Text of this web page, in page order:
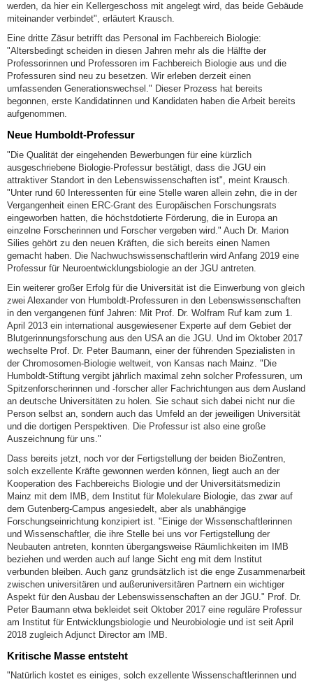
werden, da hier ein Kellergeschoss mit angelegt wird, das beide Gebäude
miteinander verbindet", erläutert Krausch.
Eine dritte Zäsur betrifft das Personal im Fachbereich Biologie:
"Altersbedingt scheiden in diesen Jahren mehr als die Hälfte der
Professorinnen und Professoren im Fachbereich Biologie aus und die
Professuren sind neu zu besetzen. Wir erleben derzeit einen
umfassenden Generationswechsel." Dieser Prozess hat bereits
begonnen, erste Kandidatinnen und Kandidaten haben die Arbeit bereits
aufgenommen.
Neue Humboldt-Professur
"Die Qualität der eingehenden Bewerbungen für eine kürzlich
ausgeschriebene Biologie-Professur bestätigt, dass die JGU ein
attraktiver Standort in den Lebenswissenschaften ist", meint Krausch.
"Unter rund 60 Interessenten für eine Stelle waren allein zehn, die in der
Vergangenheit einen ERC-Grant des Europäischen Forschungsrats
eingeworben hatten, die höchstdotierte Förderung, die in Europa an
einzelne Forscherinnen und Forscher vergeben wird." Auch Dr. Marion
Silies gehört zu den neuen Kräften, die sich bereits einen Namen
gemacht haben. Die Nachwuchswissenschaftlerin wird Anfang 2019 eine
Professur für Neuroentwicklungsbiologie an der JGU antreten.
Ein weiterer großer Erfolg für die Universität ist die Einwerbung von gleich
zwei Alexander von Humboldt-Professuren in den Lebenswissenschaften
in den vergangenen fünf Jahren: Mit Prof. Dr. Wolfram Ruf kam zum 1.
April 2013 ein international ausgewiesener Experte auf dem Gebiet der
Blutgerinnungsforschung aus den USA an die JGU. Und im Oktober 2017
wechselte Prof. Dr. Peter Baumann, einer der führenden Spezialisten in
der Chromosomen-Biologie weltweit, von Kansas nach Mainz. "Die
Humboldt-Stiftung vergibt jährlich maximal zehn solcher Professuren, um
Spitzenforscherinnen und -forscher aller Fachrichtungen aus dem Ausland
an deutsche Universitäten zu holen. Sie schaut sich dabei nicht nur die
Person selbst an, sondern auch das Umfeld an der jeweiligen Universität
und die dortigen Perspektiven. Die Professur ist also eine große
Auszeichnung für uns."
Dass bereits jetzt, noch vor der Fertigstellung der beiden BioZentren,
solch exzellente Kräfte gewonnen werden können, liegt auch an der
Kooperation des Fachbereichs Biologie und der Universitätsmedizin
Mainz mit dem IMB, dem Institut für Molekulare Biologie, das zwar auf
dem Gutenberg-Campus angesiedelt, aber als unabhängige
Forschungseinrichtung konzipiert ist. "Einige der Wissenschaftlerinnen
und Wissenschaftler, die ihre Stelle bei uns vor Fertigstellung der
Neubauten antreten, konnten übergangsweise Räumlichkeiten im IMB
beziehen und werden auch auf lange Sicht eng mit dem Institut
verbunden bleiben. Auch ganz grundsätzlich ist die enge Zusammenarbeit
zwischen universitären und außeruniversitären Partnern ein wichtiger
Aspekt für den Ausbau der Lebenswissenschaften an der JGU." Prof. Dr.
Peter Baumann etwa bekleidet seit Oktober 2017 eine reguläre Professur
am Institut für Entwicklungsbiologie und Neurobiologie und ist seit April
2018 zugleich Adjunct Director am IMB.
Kritische Masse entsteht
"Natürlich kostet es einiges, solch exzellente Wissenschaftlerinnen und